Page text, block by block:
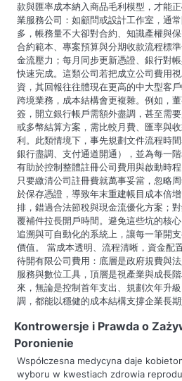
款與匯率成本納入商品毛利模型，才能
業服務公司：如顧問或設計工作室，通
多，帳務量不大卻對合約、知識產權與
合約範本、專案預算與分期收款流程標
金流壓力；每月同步更新憑證、銀行對
快速完成。這類公司若把成立公司費用
資，其回報往往體現在更高的中大型客
跨境業務，成本結構會更複雜。例如，
簽，開立銀行帳戶需額外盡調，甚至需
或多幣結算方案，需比較月費、匯率與
利。此類情境下，事先規劃文件流程時
銀行盡調、支付通道開通），並為每一
有助於控制整體註冊公司費用與啟動時
只要繳清公司註冊費就萬事妥當，忽略
於保存憑證，導致年末重建帳目成本倍
排，錯過合法節稅與現金流優化方案；
覆補件拉長開戶時間。避免這些坑的核
追溯與可自動化的系統上，讓每一筆開
價值。 當成本透明、流程清晰，資金配
待開有限公司費用：底層是政府規費與
服務與數位工具，頂層是視產業與成長
來，無論是控制首年支出、規劃次年升
調，都能以穩健的成本結構支撐企業長期
Kontrowersje i Prawda o
Poronienie
Współczesna medycyna daje
wyboru w kwestiach zdrowia